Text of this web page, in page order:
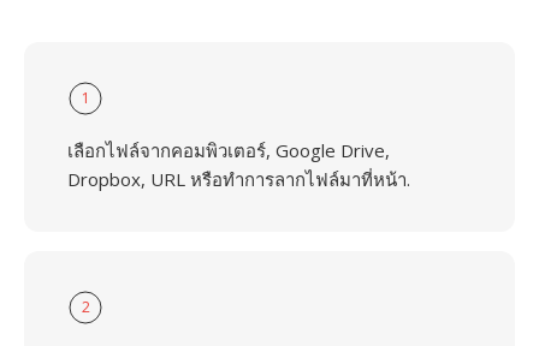
1
เลือกไฟล์จากคอมพิวเตอร์, Google Drive,
Dropbox, URL หรือทำการลากไฟล์มาที่หน้า.
2